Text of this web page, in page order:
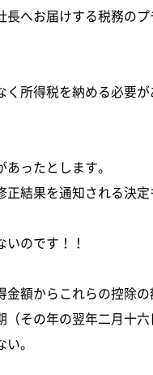
へお届けする税務のプ
所得税を納める必要
ったとします。
結果を通知される決
のです！！
額からこれらの控除
その年の翌年二月十
。